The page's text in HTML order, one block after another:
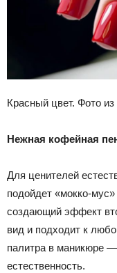
Красный цвет. Фото
Нежная кофейная
Для ценителей
подойдет «мокко-
создающий эффект
вид и подходит к
палитра в маникюре —
естественность.